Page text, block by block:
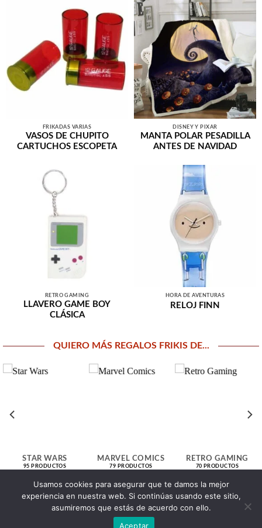
FRIKADAS VARIAS
VASOS DE CHUPITO
CARTUCHOS ESCOPETA
DISNEY Y PIXAR
MANTA POLAR PESADILLA
ANTES DE NAVIDAD
RETRO GAMING
LLAVERO GAME BOY
CLÁSICA
HORA DE AVENTURAS
RELOJ FINN
QUIERO MÁS REGALOS FRIKIS DE...
STAR WARS
95 PRODUCTOS
MARVEL COMICS
79 PRODUCTOS
RETRO GAMING
70 PRODUCTOS
> Click aquí para explorar todas nuestras secciones <
Usamos cookies para asegurar que te damos la mejor
experiencia en nuestra web. Si continúas usando este sitio,
asumiremos que estás de acuerdo con ello.
Aceptar